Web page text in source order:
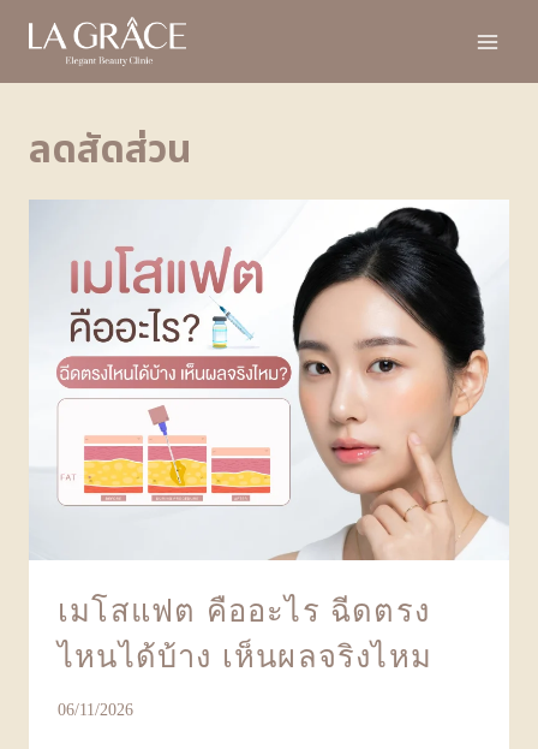
ลดสัดส่วน
เมโสแฟต คืออะไร ฉีดตรง
ไหนได้บ้าง เห็นผลจริงไหม
06/11/2026